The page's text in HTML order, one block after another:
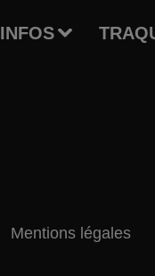
INFOS
Mentions légales